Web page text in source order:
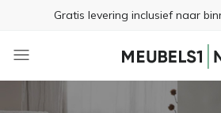
Gratis levering inclusief naar
Betaling bij levering
+31 45 744 0172